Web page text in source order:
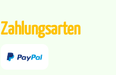
Zahlungsarten